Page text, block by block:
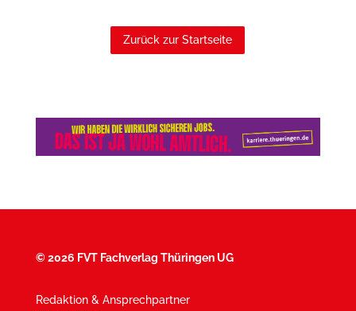
Zurück zur Startseite
©2026 FVT Fachverlag Thüringen UG
Redaktion & Ansprechpartner